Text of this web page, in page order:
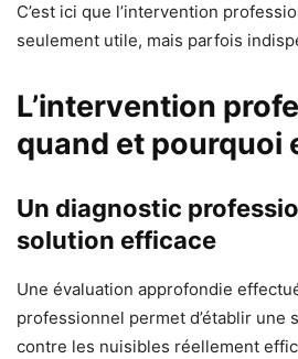
C’est ici que l’intervention
seulement utile, mais parfois
L’intervention
quand et pourquoi
Un diagnostic
solution efficace
Une évaluation approfondie
professionnel permet d’établir une
contre les nuisibles réellement